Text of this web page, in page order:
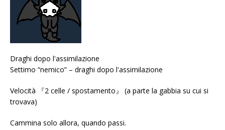
Draghi dopo l'assimilazione
Settimo “nemico” – draghi dopo l'assimilazione
Velocità 『2 celle / spostamento』 (a parte la gabbia su cui si
trovava)
Cammina solo allora, quando passi.